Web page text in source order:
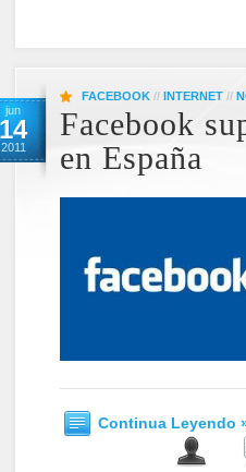
jun
14
2011
FACEBOOK // INTERNET //
Facebook
en España
Continua Leyendo